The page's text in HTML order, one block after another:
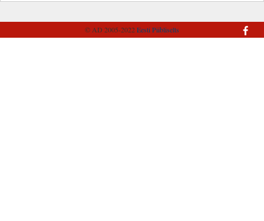
© AD 2005-2022Eesti Piibliselts